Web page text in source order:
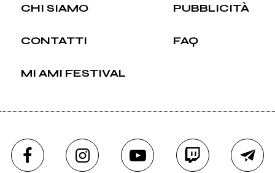
CHI SIAMO PUBBLICITÀ
CONTATTI FAQ
MI AMI FESTIVAL